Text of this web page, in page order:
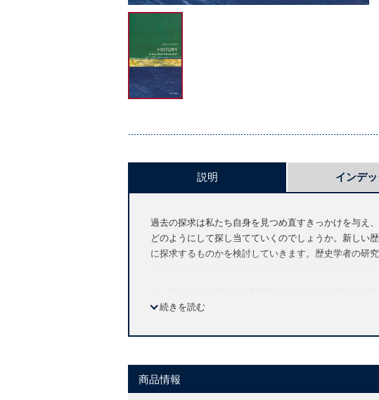
説明 インデ
過去の探求は私たち自身を見つめ直すきっかけを与え
どのようにして探し当てていくのでしょうか。新しい
に探求するものかを検討していきます。歴史学者の研
Explains difficult theoretical concepts by means
There are many stories we can tell about the past,
those stories end. John Arnold's Very Short
us to think about various questions provoked by
続きを読む
商品情報